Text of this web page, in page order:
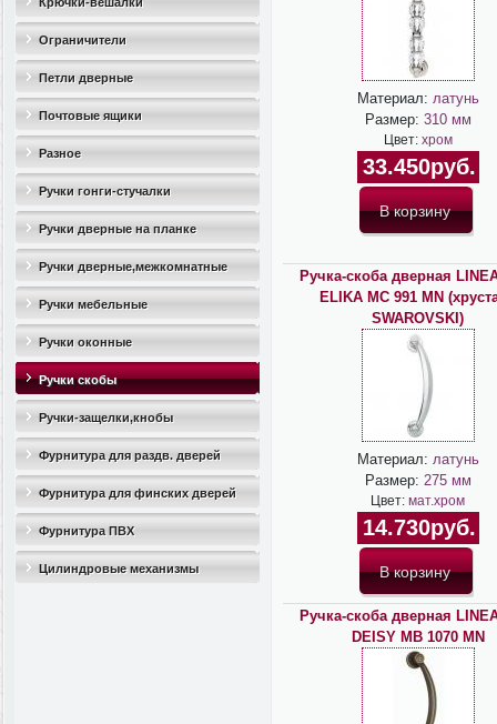
Ограничители
дверные(стопоры)
Петли дверные
Почтовые ящики
Разное
Ручки гонги-стучалки
Ручки дверные на планке
Ручки дверные,межкомнатные
Ручки мебельные
Ручки оконные
Ручки скобы
Ручки-защелки,кнобы
Фурнитура для раздв. дверей
Фурнитура для финских дверей
Фурнитура ПВХ
Цилиндровые механизмы
Материал: латунь
Размер: 310 мм
Цвет: хром
33.450руб.
Ручка-скоба дверная
ELIKA MC 991 MN
SWAROVSKI)
Материал: латунь
Размер: 275 мм
Цвет: мат.хром
14.730руб.
Ручка-скоба дверная
DEISY MB 1070 MN